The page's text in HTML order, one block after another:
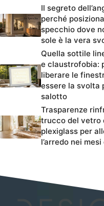
Il segreto
perché
specchio dove
sole è la vera
Quella sottile
e claustrofobia:
liberare le
essere la svolta
salotto
Trasparenze
trucco del vetro
plexiglass per
l’arredo nei